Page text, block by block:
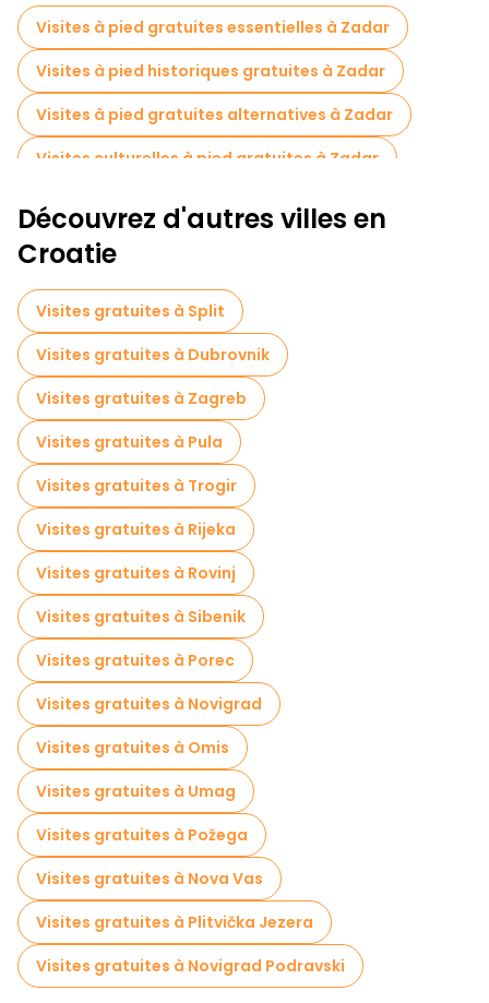
mer à proximité. Explorez gratuitement ces anciennes
fortifications. Elles sont situées très près du centre-ville, une
courte promenade de 10 minutes suffit.
Cathédrale de Zadar (cathédrale Sainte-
Anastasie)
Visites à pied gratuites essentielles à Zadar
Visites à pied historiques gratuites à Zadar
Visites à pied gratuites alternatives à Zadar
Visites culturelles à pied gratuites à Zadar
Visites à pied sans art à Zadar
Visites à pied gratuites pour les familles à Zadar
Visite gratuite de la vieille ville à Zadar
Visites gratuites à proximité The Five Wells Square
Visites gratuites à proximité Roman Forum
Découvrez d'autres villes en
Croatie
Visites gratuites à Split
Visites gratuites à Dubrovnik
Visites gratuites à Zagreb
Visites gratuites à Pula
Visites gratuites à Trogir
Visites gratuites à Rijeka
Visites gratuites à Rovinj
Visites gratuites à Sibenik
Visites gratuites à Porec
Visites gratuites à Novigrad
Visites gratuites à Omis
Visites gratuites à Umag
Visites gratuites à Požega
Visites gratuites à Nova Vas
Visites gratuites à Plitvička Jezera
Visites gratuites à Novigrad Podravski